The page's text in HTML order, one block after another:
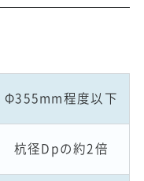
Φ355mm程度以下
杭径Dpの約2倍